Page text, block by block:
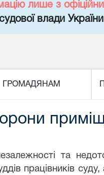
лише з
влади
ГРОМАДЯНАМ
та
працівників